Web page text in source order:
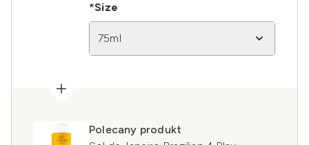
*Size
75ml
Polecany produkt